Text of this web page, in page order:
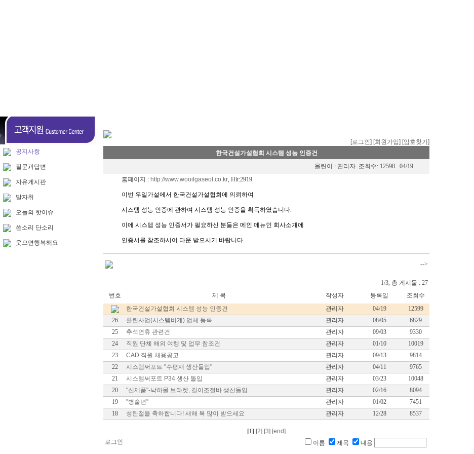
공지사항
질문과답변
자유게시판
발자취
오늘의 핫이슈
쓴소리 단소리
웃으면행복해요
[로그인] [회원가입] [암호찾기]
한국건설가설협회 시스템 성능 인증건
올린이 : 관리자조회수: 12598
04/19
홈페이지 : http://www.wooilgaseol.co.kr, Hit:2919
이번 우일가설에서 한국건설가설협회에 의뢰하여
시스템 성능 인증에 관하여 시스템 성능 인증을 획득하였습니다.
이에 시스템 성능 인증서가 필요하신 분들은 메인 메뉴인 회사소개에
인증서를 참조하시어 다운 받으시기 바랍니다.
-->
1/3, 총 게시물 : 27
번호
제 목 작성자 등록일
조회수
한국건설가설협회 시스템 성능 인증건
관리자 04/19
12599
26
클린사업(시스템비계) 업체 등록 관리자 08/05
6829
25
추석연휴 관련건 관리자 09/03
9330
24
직원 단체 해외 여행 및 업무 참조건 관리자 01/10
10019
23
CAD 직원 채용공고 관리자 09/13
9814
22
시스템써포트 "수평재 생산돌입" 관리자 04/11
9765
21
시스템써포트 P34 생산 돌입 관리자 03/23
10048
20
"신제품"-낙하물 브라켓, 길이조절바 생산돌입 관리자 02/16
8094
19
"병술년" 관리자 01/02
7451
18
성탄절을 축하합니다! 새해 복 많이 받으세요 관리자 12/28 8537
[1] [2] [3] [end]
로그인
이름 제목 내용